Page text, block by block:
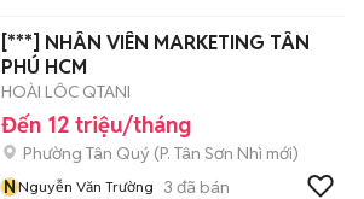
[***] NHÂN VIÊN MARKETING TÂN
PHÚ HCM
HOÀI LÔC QTANI
Đến 12 triệu/tháng
Phường Tân Quý (P. Tân Sơn Nhì mới)
NNguyễn Văn Trường 3 đã bán